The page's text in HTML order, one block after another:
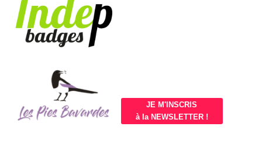
JE M'INSCRIS
à la NEWSLETTER !